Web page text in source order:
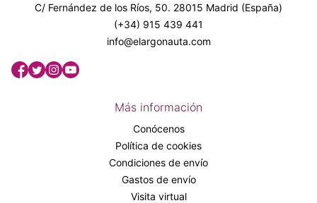
C/ Fernández de los Ríos, 50. 28015 Madrid (España)
(+34) 915 439 441
info@elargonauta.com
Más información
Conócenos
Política de cookies
Condiciones de envío
Gastos de envío
Visita virtual